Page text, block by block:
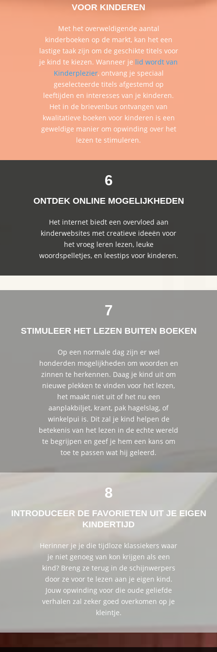
VOOR KINDEREN
Met het overweldigende aantal
kinderboeken op de markt, kan het een
lastige taak zijn om de geschikte titels voor
je kind te kiezen. Wanneer je lid wordt van
Kinderplezier, ontvang je speciaal
geselecteerde titels afgestemd op
leeftijden en interesses van je kinderen.
Het in de brievenbus ontvangen van
kwalitatieve boeken voor kinderen is een
geweldige manier om opwinding over het
lezen te stimuleren.
6
ONTDEK ONLINE MOGELIJKHEDEN
Het internet biedt een overvloed aan
kinderwebsites met creatieve ideeën voor
het vroeg leren lezen, leuke
woordspelletjes, en leestips voor kinderen.
7
STIMULEER HET LEZEN BUITEN BOEKEN
Op een normale dag zijn er wel
honderden mogelijkheden om woorden en
zinnen te herkennen. Daag je kind uit om
nieuwe plekken te vinden voor het lezen,
het maakt niet uit of het nu een
aanplakbiljet, krant, pak hagelslag, of
winkelpui is. Dit zal je kind helpen de
betekenis van het lezen in de echte wereld
te begrijpen en geef je hem een ​​kans om
toe te passen wat hij geleerd.
8
INTRODUCEER DE FAVORIETEN UIT JE EIGEN
KINDERTIJD
Herinner je je die tijdloze klassiekers waar
je niet genoeg van kon krijgen als een
kind? Breng ze terug in de schijnwerpers
door ze voor te lezen aan je eigen kind.
Jouw opwinding voor die oude geliefde
verhalen zal zeker goed overkomen op je
kleintje.